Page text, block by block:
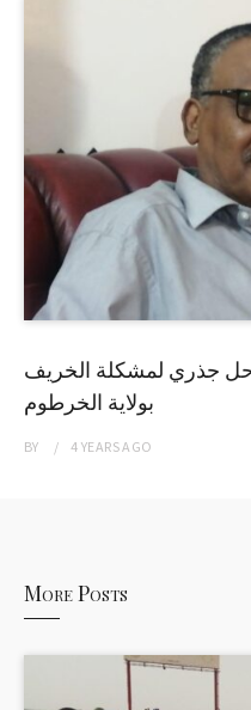
حل جذري لمشكلة الخريف
بولاية الخرطوم
BY 4 YEARSAGO
More Posts